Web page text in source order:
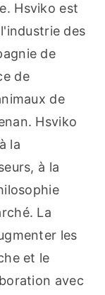
Hsviko est
des
de
de
de
Hsviko
la
à la
La
les
et le
avec